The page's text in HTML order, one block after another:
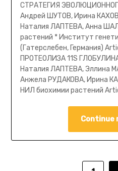
СТРАТЕГИЯ
Андрей ШУТОВ, Ирина
Наталия ЛАПТЕВА, Анна
растений * Институт
(Гатерслебен, Германия)
ПРОТЕОЛИЗА 11S
Наталия ЛАПТЕВА, Эллина
Анжела РУДАКОВА, Ирина
НИЛ биохимии растений
Continue